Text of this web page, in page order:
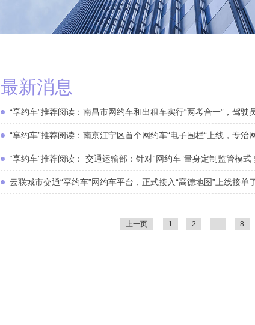
最新消息
“享约车”推荐阅读：南昌市网约车和出租车实行“两考合一”，驾驶
“享约车”推荐阅读：南京江宁区首个网约车“电子围栏“上线，专治
“享约车”推荐阅读： 交通运输部：针对“网约车”量身定制监管模
云联城市交通“享约车”网约车平台，正式接入“高德地图”上线接单
上一页 1 2 ... 8